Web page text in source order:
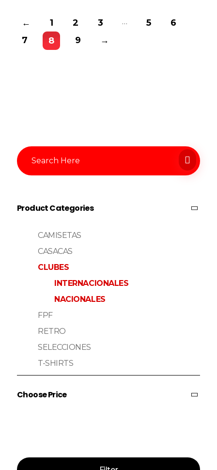
← 1 2 3 … 5
6
7
8 9 →
Product Categories
CAMISETAS
CASACAS
CLUBES
INTERNACIONALES
NACIONALES
FPF
RETRO
SELECCIONES
T-SHIRTS
Choose Price